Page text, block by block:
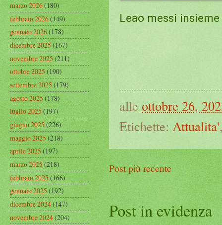
Leao messi
alle ottobre 26,
Etichette: Attualita'
Post più recente
Post in evidenza
marzo 2026(180)
febbraio 2026(149)
gennaio 2026(178)
dicembre 2025(167)
novembre 2025(211)
ottobre 2025(190)
settembre 2025(179)
agosto 2025(178)
luglio 2025(197)
giugno 2025(226)
maggio 2025(218)
aprile 2025(197)
marzo 2025(218)
febbraio 2025(166)
gennaio 2025(192)
dicembre 2024(147)
novembre 2024(204)